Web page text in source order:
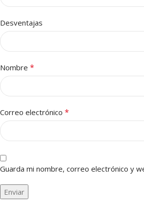
Desventajas
Nombre *
Correo electrónico *
Guarda mi nombre, correo electrónico y